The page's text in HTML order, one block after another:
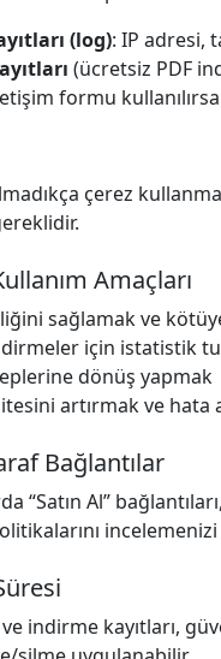
(log): IP adresi,
(ücretsiz PDF
formu
çerez
Amaçları
sağlamak ve
için istatistik
dönüş yapmak
artırmak ve hata
Bağlantılar
“Satın Al”
indirme kayıtları,